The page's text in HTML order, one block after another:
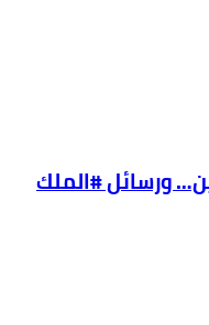
ورسائل #الملك